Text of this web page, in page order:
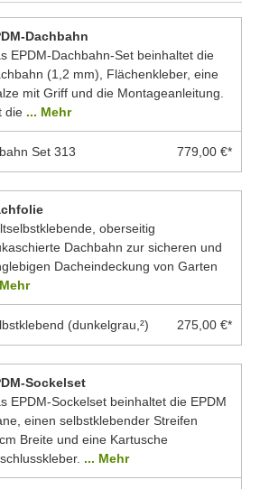
Dachbahn
EPDM-Dachbahn-Set beinhaltet die
(1,2 mm), Flächenkleber, eine
mit Griff und die Montageanleitung.
die ... Mehr
Set 313 779,00 €*
oberseitig
Dachbahn zur sicheren und
Dacheindeckung von Garten
(dunkelgrau,²) 275,00 €*
Sockelset
EPDM-Sockelset beinhaltet die EPDM
einen selbstklebender Streifen
Breite und eine Kartusche
... Mehr